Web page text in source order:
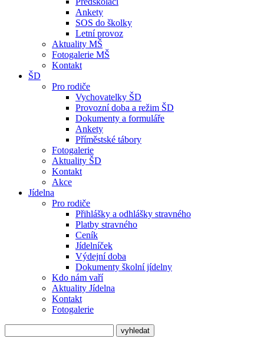
Ankety
SOS do školky
Letní provoz
Aktuality MŠ
Fotogalerie MŠ
Kontakt
ŠD
Pro rodiče
Vychovatelky ŠD
Provozní doba a režim ŠD
Dokumenty a formuláře
Ankety
Příměstské tábory
Fotogalerie
Aktuality ŠD
Kontakt
Akce
Jídelna
Pro rodiče
Přihlášky a odhlášky stravného
Platby stravného
Ceník
Jídelníček
Výdejní doba
Dokumenty školní jídelny
Kdo nám vaří
Aktuality Jídelna
Kontakt
Fotogalerie